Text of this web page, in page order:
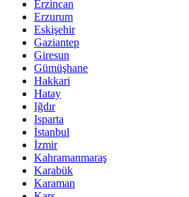
Erzincan
Erzurum
Eskişehir
Gaziantep
Giresun
Gümüşhane
Hakkari
Hatay
Iğdır
Isparta
İstanbul
İzmir
Kahramanmaraş
Karabük
Karaman